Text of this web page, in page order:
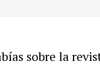
sobre la